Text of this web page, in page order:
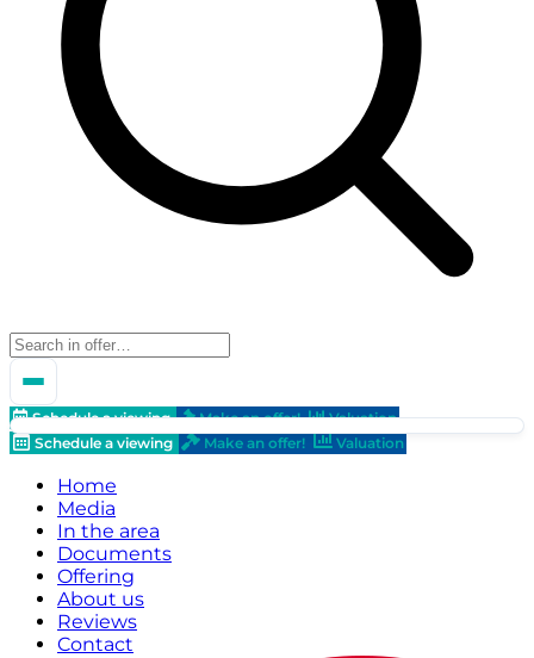
Schedule a viewing Make an offer!
Valuation
Schedule a viewing
Make an offer! Valuation
Home
Media
In the area
Documents
Offering
About us
Reviews
Contact